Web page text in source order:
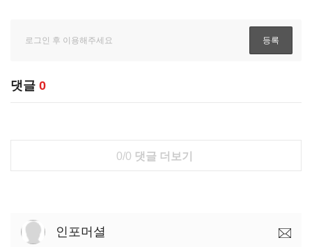
댓글 0
0/0 댓글 더보기
인포머셜